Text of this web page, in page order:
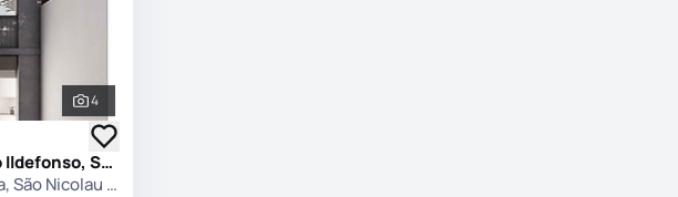
Ver todas as fotografias
4
Apartamento T0 em Cedofeita, Santo Ildefonso, Sé, Miragaia, São Nicolau e Vitória, Porto
Cedofeita, Santo Ildefonso, Sé, Miragaia, São Nicolau e Vitória, Porto